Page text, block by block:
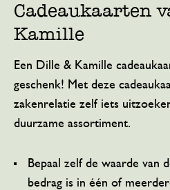
Cadeaukaarten
Kamille
Een Dille & Kamille
geschenk! Met deze
zakenrelatie zelf iets
duurzame assortiment.
Bepaal zelf de waarde van
bedrag is in één of